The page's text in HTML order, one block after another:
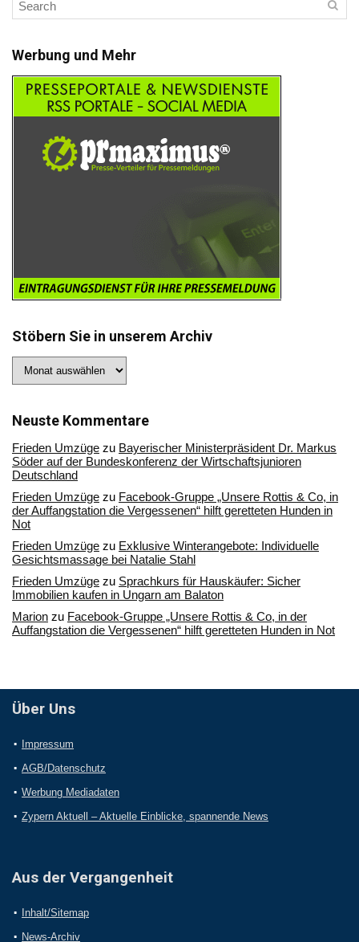
Werbung und Mehr
Stöbern Sie in unserem Archiv
Sie
Archiv
Neuste Kommentare
Frieden Umzüge zu Bayerischer Ministerpräsident Dr. Markus
Söder auf der Bundeskonferenz der Wirtschaftsjunioren
Deutschland
Frieden Umzüge zu Facebook-Gruppe „Unsere Rottis & Co, in
der Auffangstation die Vergessenen“ hilft geretteten Hunden in
Not
Frieden Umzüge zu Exklusive Winterangebote: Individuelle
Gesichtsmassage bei Natalie Stahl
Frieden Umzüge zu Sprachkurs für Hauskäufer: Sicher
Immobilien kaufen in Ungarn am Balaton
Marion zu Facebook-Gruppe „Unsere Rottis & Co, in der
Auffangstation die Vergessenen“ hilft geretteten Hunden in Not
Über Uns
Impressum
AGB/Datenschutz
Werbung Mediadaten
Zypern Aktuell – Aktuelle Einblicke, spannende News
Aus der Vergangenheit
Inhalt/Sitemap
News-Archiv